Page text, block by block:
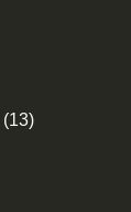
(13)